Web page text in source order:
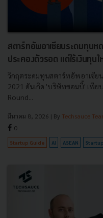
สตาร์ทอัพอาเซียนระดมทุนห
ประคองตัวรอด แต่ไร้เงินทุนใ
วิกฤตระดมทุนสตาร์ทอัพอาเซีย
2021 ดันเกิด 'บริษัทซอมบี้' เพีย
Round...
มีนาคม 8, 2026 | By Techsauce
0
Startup Guide AI ASEAN Startup